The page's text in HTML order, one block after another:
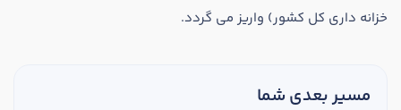
خزانه داری کل کشور) واریز می گردد.
مسیر بعدی شما
ارتقا
هدف بلند مدت شما از آموزش چیست ؟